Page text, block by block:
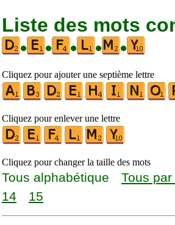
Liste des mots
•
• • • •
Cliquez pour ajouter une septième lettre
Cliquez pour enlever une lettre
Cliquez pour changer la taille des mots
Tous alphabétique Tous
14
15